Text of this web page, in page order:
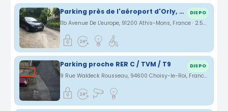
Parking près de l'aéroport d'Orly, privé, sécurisé DISPO
11b Avenue De L'europe, 91200 Athis-Mons, France · 2.58 km
Parking proche RER C / TVM / T9 DISPO
9 Rue Waldeck Rousseau, 94600 Choisy-le-Roi, France · 2.68 km